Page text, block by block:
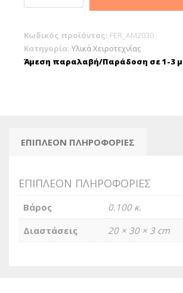
πάχος
2mm
Κωδικός προϊόντος: FER_AM2030
Κατηγορία: Υλικά Χειροτεχνίας
Άμεση παραλαβή/Παράδοση σε 1-3
ΕΠΙΠΛΈΟΝ ΠΛΗΡΟΦΟΡΊΕΣ
ΕΠΙΠΛΈΟΝ ΠΛΗΡΟΦΟΡΊΕΣ
Βάρος
0.100 κ.
Διαστάσεις
20 × 30 × 3 cm